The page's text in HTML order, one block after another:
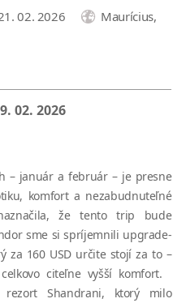
02. 2026 Maurícius,
02. 2026
– január a február – je presne
komfort a nezabudnuteľné
že tento trip bude
sme si spríjemnili upgrade-
za 160 USD určite stojí za to –
citeľne vyšší komfort.
Shandrani, ktorý milo